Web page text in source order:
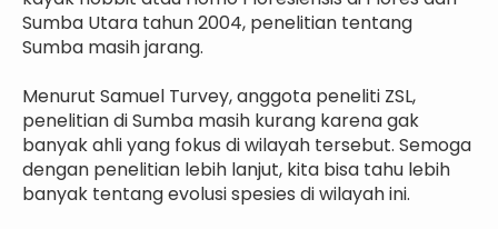
Sumba Utara tahun 2004, penelitian tentang
Sumba masih jarang.
Menurut Samuel Turvey, anggota peneliti ZSL,
penelitian di Sumba masih kurang karena gak
banyak ahli yang fokus di wilayah tersebut. Semoga
dengan penelitian lebih lanjut, kita bisa tahu lebih
banyak tentang evolusi spesies di wilayah ini.